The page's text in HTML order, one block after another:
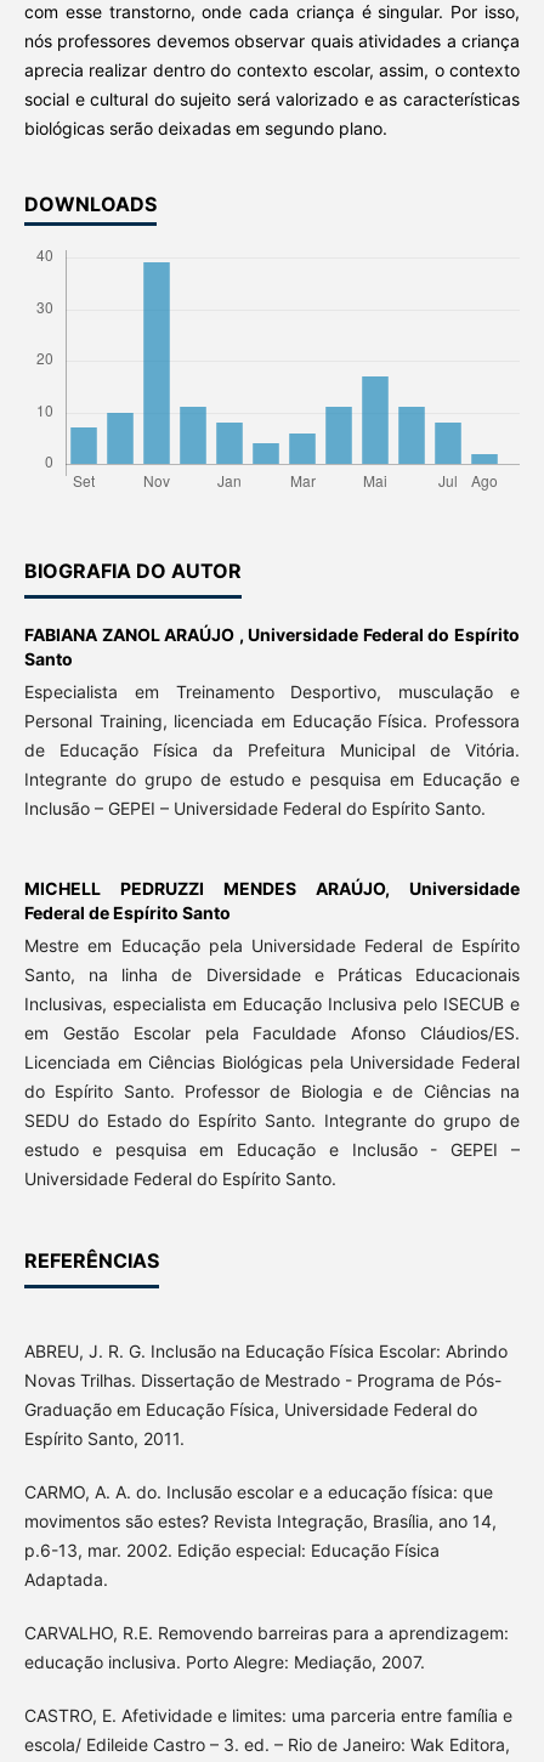
com esse transtorno, onde cada criança é singular. Por isso,
nós professores devemos observar quais atividades a criança
aprecia realizar dentro do contexto escolar, assim, o contexto
social e cultural do sujeito será valorizado e as características
biológicas serão deixadas em segundo plano.
DOWNLOADS
BIOGRAFIA DO AUTOR
FABIANA ZANOL ARAÚJO ,Universidade Federal do Espírito
Santo
Especialista em Treinamento Desportivo, musculação e
Personal Training, licenciada em Educação Física. Professora
de Educação Física da Prefeitura Municipal de Vitória.
Integrante do grupo de estudo e pesquisa em Educação e
Inclusão – GEPEI – Universidade Federal do Espírito Santo.
MICHELL PEDRUZZI MENDES ARAÚJO,Universidade
Federal de Espírito Santo
Mestre em Educação pela Universidade Federal de Espírito
Santo, na linha de Diversidade e Práticas Educacionais
Inclusivas, especialista em Educação Inclusiva pelo ISECUB e
em Gestão Escolar pela Faculdade Afonso Cláudios/ES.
Licenciada em Ciências Biológicas pela Universidade Federal
do Espírito Santo. Professor de Biologia e de Ciências na
SEDU do Estado do Espírito Santo. Integrante do grupo de
estudo e pesquisa em Educação e Inclusão - GEPEI –
Universidade Federal do Espírito Santo.
REFERÊNCIAS
ABREU, J. R. G. Inclusão na Educação Física Escolar: Abrindo
Novas Trilhas. Dissertação de Mestrado - Programa de Pós-
Graduação em Educação Física, Universidade Federal do
Espírito Santo, 2011.
CARMO, A. A. do. Inclusão escolar e a educação física: que
movimentos são estes? Revista Integração, Brasília, ano 14,
p.6-13, mar. 2002. Edição especial: Educação Física
Adaptada.
CARVALHO, R.E. Removendo barreiras para a aprendizagem:
educação inclusiva. Porto Alegre: Mediação, 2007.
CASTRO, E. Afetividade e limites: uma parceria entre família e
escola/ Edileide Castro – 3. ed. – Rio de Janeiro: Wak Editora,